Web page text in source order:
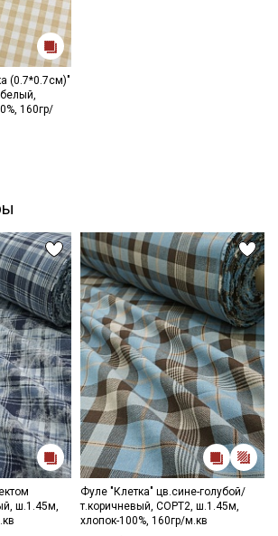
(0.7*0.7см)"
160гр/
ш.1.45м,
Фуле "Клетка" цв.сине-голубой/
т.коричневый, СОРТ2, ш.1.45м,
хлопок-100%, 160гр/м.кв
Подписаться